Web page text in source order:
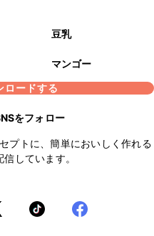
豆乳
マンゴー
ロードする
をフォロー
プトに、簡単においしく作れる
しています。